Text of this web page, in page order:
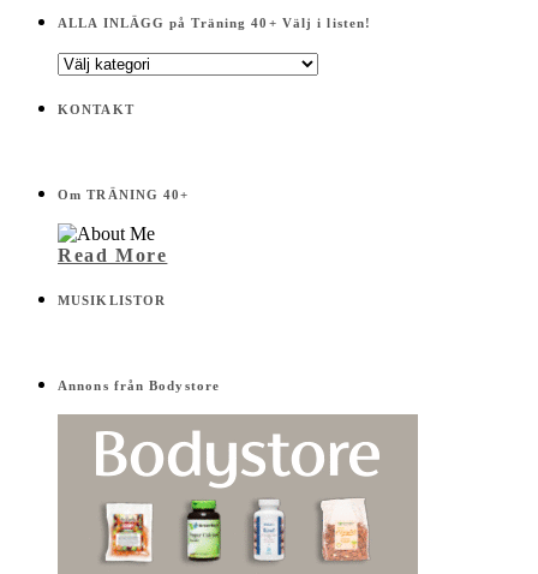
ALLA INLÄGG på Träning 40+ Välj i listen!
ALLA
på
i
KONTAKT
Om TRÄNING 40+
Read More
MUSIKLISTOR
Annons från Bodystore